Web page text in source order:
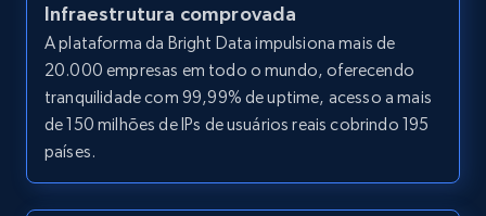
URL, ID, User id, Use url, Title, Headline, Post
text, Date posted, and more.
11.3K+ 1.5K+ Comece grátis
Infraestrutura comprovada
A plataforma da Bright Data impulsiona mais de
20.000 empresas em todo o mundo, oferecendo
tranquilidade com 99,99% de uptime, acesso a mais
de 150 milhões de IPs de usuários reais cobrindo 195
países.